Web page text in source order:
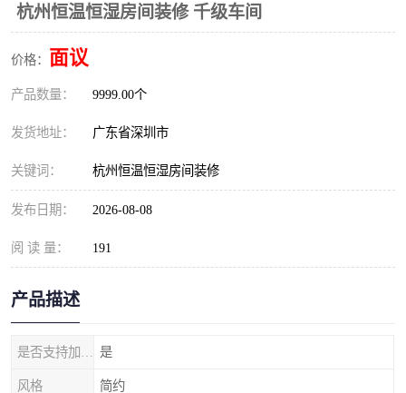
杭州恒温恒湿房间装修 千级车间
价格： 面议
产品数量： 9999.00个
发货地址： 广东省深圳市
关键词： 杭州恒温恒湿房间装修
发布日期： 2026-08-08
阅 读 量： 191
产品描述
是
风格 简约